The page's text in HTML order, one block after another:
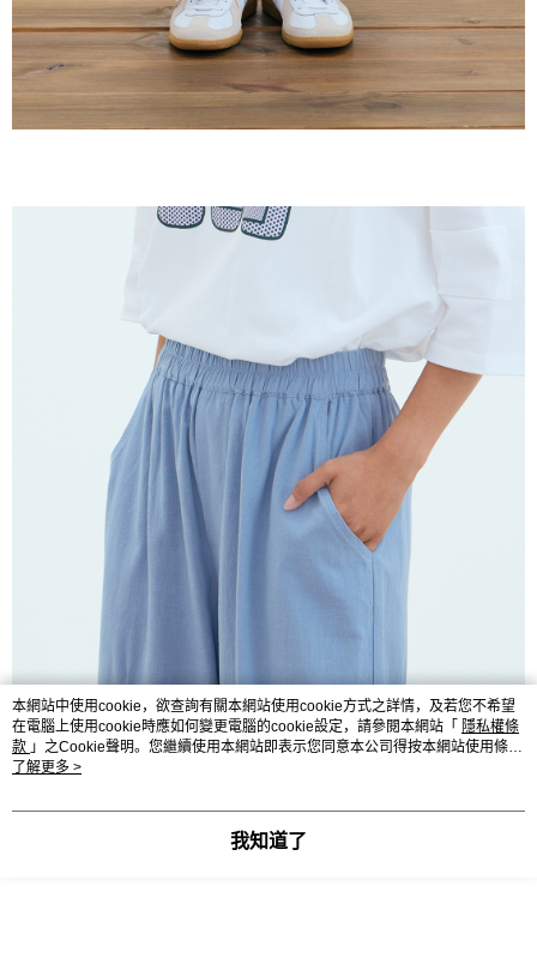
本網站中使用cookie，欲查詢有關本網站使用cookie方式之詳情，及若您不希望
在電腦上使用cookie時應如何變更電腦的cookie設定，請參閱本網站「 隱私權條
款 」之Cookie聲明。您繼續使用本網站即表示您同意本公司得按本網站使用條款
之Cookie聲明使用cookie。
了解更多 >
我知道了